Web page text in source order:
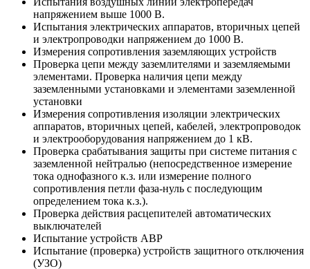
напряжением выше 1000 В.
Испытания электрических аппаратов, вторичных цепей
и электропроводки напряжением до 1000 В.
Измерения сопротивления заземляющих устройств
Проверка цепи между заземлителями и заземляемыми
элементами. Проверка наличия цепи между
заземленными установками и элементами заземленной
установки
Измерения сопротивления изоляции электрических
аппаратов, вторичных цепей, кабелей, электропроводок
и электрооборудования напряжением до 1 кВ.
Проверка срабатывания защиты при системе питания с
заземленной нейтралью (непосредственное измерение
тока однофазного к.з. или измерение полного
сопротивления петли фаза-нуль с последующим
определением тока к.з.).
Проверка действия расцепителей автоматических
выключателей
Испытание устройств АВР
Испытание (проверка) устройств защитного отключения
(УЗО)